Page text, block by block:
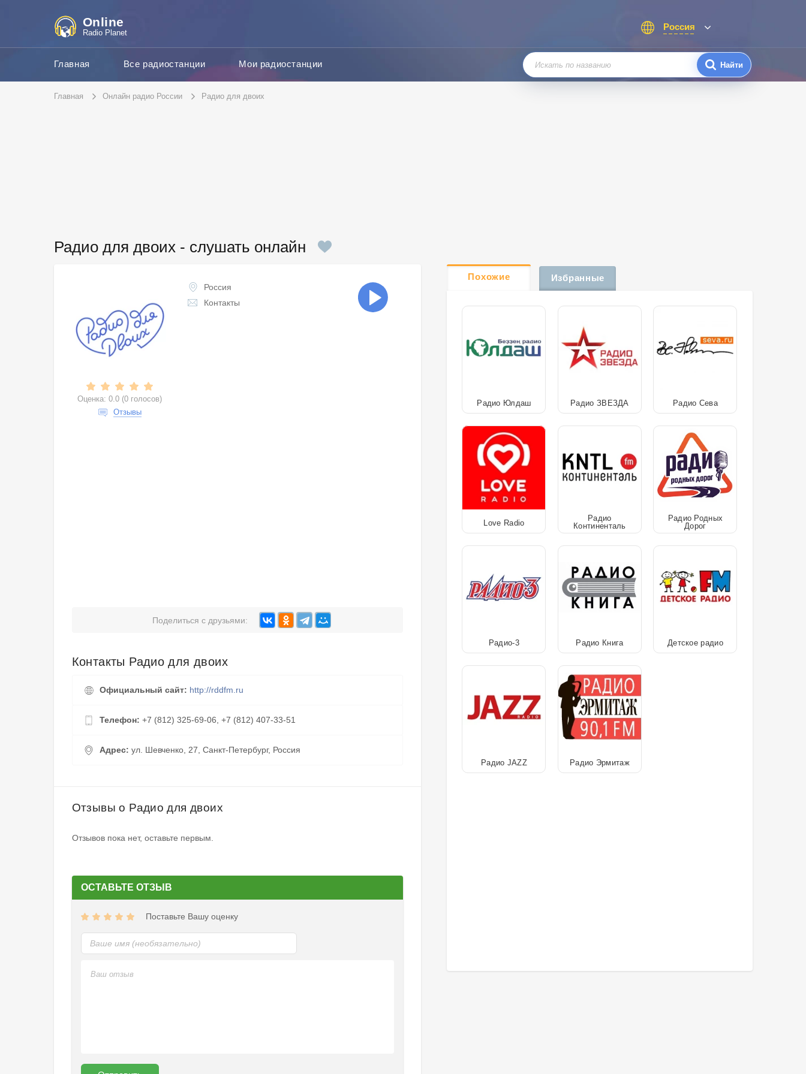
Online
Radio Planet
Россия
Главная Все радиостанции Мои радиостанции
Главная Онлайн радио России Радио для двоих
Радио для двоих - слушать онлайн
Оценка: 0.0 (0 голосов)
Отзывы
Россия
Контакты
Поделиться с друзьями:
Контакты Радио для двоих
Официальный сайт: http://rddfm.ru
Телефон: +7 (812) 325-69-06, +7 (812) 407-33-51
Адрес: ул. Шевченко, 27, Санкт-Петербург, Россия
Отзывы о Радио для двоих
Отзывов пока нет, оставьте первым.
ОСТАВЬТЕ ОТЗЫВ
Поставьте Вашу оценку
Похожие Избранные
Радио Юлдаш Радио ЗВЕЗДА Радио Сева
Love Radio
Радио
Континенталь
Радио Родных
Дорог
Радио-3 Радио Книга Детское радио
Радио JAZZ Радио Эрмитаж